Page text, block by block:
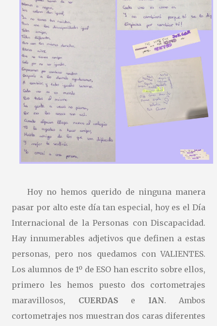
las bases: https://drive.google.com/file/d/1sKZNfJQ-
Y8DsiTC9cpq8aPIKPhTGBiKR/view?usp=sharing
Hoy no hemos querido de ninguna manera
pasar por alto este día tan especial, hoy es el Día
Internacional de la Personas con Discapacidad.
Hay innumerables adjetivos que definen a estas
personas, pero nos quedamos con VALIENTES.
Los alumnos de 1º de ESO han escrito sobre ellos,
primero les hemos puesto dos cortometrajes
maravillosos, CUERDASe IAN. Ambos
cortometrajes nos muestran dos caras diferentes